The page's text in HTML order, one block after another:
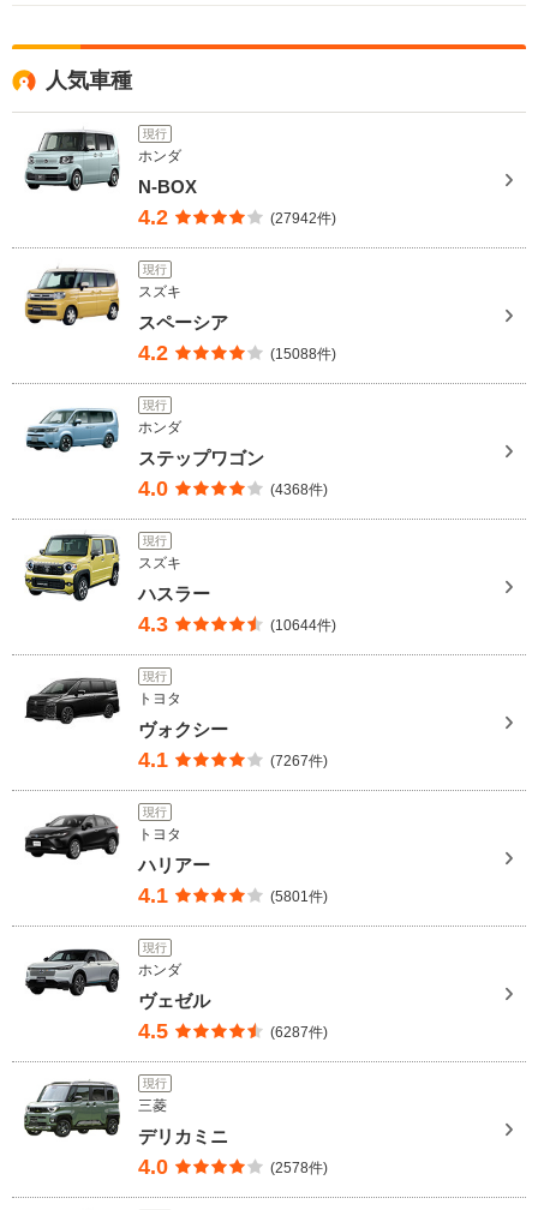
人気車種
現行
ホンダ
N-BOX
4.2 (27942件)
現行
スズキ
スペーシア
4.2 (15088件)
現行
ホンダ
ステップワゴン
4.0 (4368件)
現行
スズキ
ハスラー
4.3 (10644件)
現行
トヨタ
ヴォクシー
4.1 (7267件)
現行
トヨタ
ハリアー
4.1 (5801件)
現行
ホンダ
ヴェゼル
4.5 (6287件)
現行
三菱
デリカミニ
4.0 (2578件)